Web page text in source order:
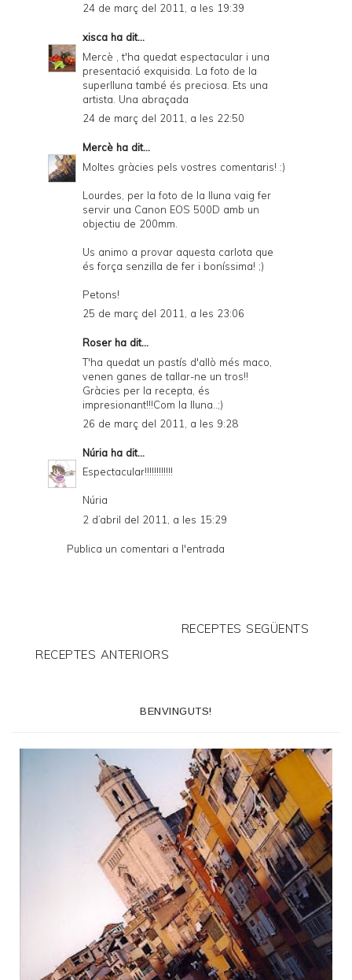
24 de març del 2011, a les 19:39
xisca ha dit...
Mercè , t'ha quedat espectacular i una
presentació exquisida. La foto de la
superlluna també és preciosa. Ets una
artista. Una abraçada
24 de març del 2011, a les 22:50
Mercè ha dit...
Moltes gràcies pels vostres comentaris! :)
Lourdes, per la foto de la lluna vaig fer
servir una Canon EOS 500D amb un
objectiu de 200mm.
Us animo a provar aquesta carlota que
és força senzilla de fer i boníssima! ;)
Petons!
25 de març del 2011, a les 23:06
Roser ha dit...
T'ha quedat un pastís d'allò més maco,
venen ganes de tallar-ne un tros!!
Gràcies per la recepta, és
impresionant!!!Com la lluna..;)
26 de març del 2011, a les 9:28
Núria ha dit...
Espectacular!!!!!!!!!!!!
Núria
2 d’abril del 2011, a les 15:29
Publica un comentari a l'entrada
RECEPTES SEGÜENTS
RECEPTES ANTERIORS
BENVINGUTS!